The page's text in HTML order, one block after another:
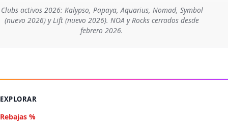
Clubs activos 2026: Kalypso, Papaya, Aquarius, Nomad, Symbol
(nuevo 2026) y Lift (nuevo 2026). NOA y Rocks cerrados desde
febrero 2026.
EXPLORAR
Rebajas %